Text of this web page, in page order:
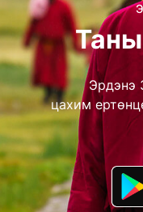
Эрдэнэ
цахим